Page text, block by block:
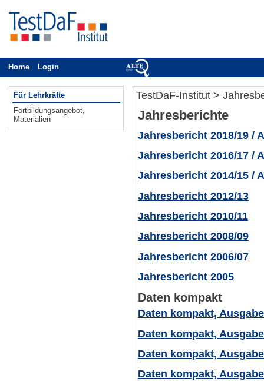
Home
Login
Für Lehrkräfte
Fortbildungsangebot,
Materialien
TestDaF-Institut >
Jahresberichte
Jahresbericht 2018/19 /
Jahresbericht 2016/17 /
Jahresbericht 2014/15 /
Jahresbericht 2012/13
Jahresbericht 2010/11
Jahresbericht 2008/09
Jahresbericht 2006/07
Jahresbericht 2005
Daten kompakt
Daten kompakt,
Daten kompakt,
Daten kompakt,
Daten kompakt,